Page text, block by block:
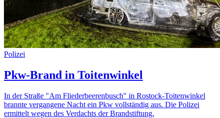
Polizei
Pkw-Brand in Toitenwinkel
In der Straße "Am Fliederbeerenbusch" in Rostock-Toitenwinkel
brannte vergangene Nacht ein Pkw vollständig aus. Die Polizei
ermittelt wegen des Verdachts der Brandstiftung.